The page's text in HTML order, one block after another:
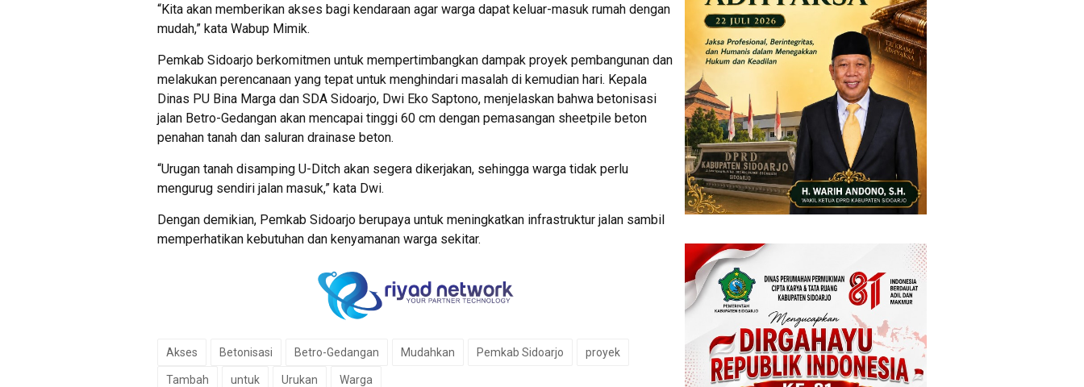
“Kita akan memberikan akses bagi kendaraan agar warga dapat keluar-masuk rumah dengan
mudah,” kata Wabup Mimik.
Pemkab Sidoarjo berkomitmen untuk mempertimbangkan dampak proyek pembangunan dan
melakukan perencanaan yang tepat untuk menghindari masalah di kemudian hari. Kepala
Dinas PU Bina Marga dan SDA Sidoarjo, Dwi Eko Saptono, menjelaskan bahwa betonisasi
jalan Betro-Gedangan akan mencapai tinggi 60 cm dengan pemasangan sheetpile beton
penahan tanah dan saluran drainase beton.
“Urugan tanah disamping U-Ditch akan segera dikerjakan, sehingga warga tidak perlu
mengurug sendiri jalan masuk,” kata Dwi.
Dengan demikian, Pemkab Sidoarjo berupaya untuk meningkatkan infrastruktur jalan sambil
memperhatikan kebutuhan dan kenyamanan warga sekitar.
Akses Betonisasi Betro-Gedangan Mudahkan Pemkab Sidoarjo proyek
Tambah untuk Urukan Warga